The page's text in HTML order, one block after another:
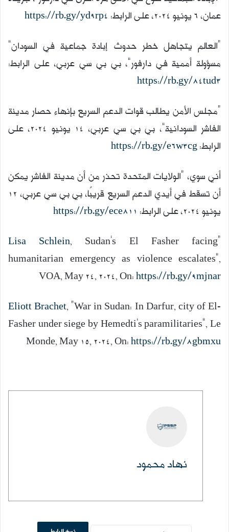
عمان، 6 يونيو 2024، على الرابط:
https://rb.gy/yd9rp4
“العالم يتجاهل خطر حدوث إبادة جماعية في السودان”
مسؤولة أممية في دارفور”، بي بي سي عربي، على الرابط:
https://rb.gy/84tud3
“مجلس الأمن يطالب قوات الدعم السريع بإنهاء حصار مدينة
الفاشر السودانية”، بي بي سي عربي، 14 يونيو 2024، على
الرابط:https://rb.gy/e6w3cg
أني سوي، “الولايات المتحدة تحذر من أن مدينة الفاشر يمكن
أن تسقط في أيدي الدعم السريع قريبًا، بي بي سي عربي، 12
يونيو 2024، على الرابط:
https://rb.gy/ece811
“
Lisa Schlein, Sudan’s El Fasher facing
humanitarian emergency as violence escalates”,
VOA, May 24, 2024, On:https://rb.gy/9mjnar
Eliott Brachet, “War in Sudan: In Darfur, city of El-
Fasher under siege by Hemedti’s paramilitaries”, Le
Monde, May 15, 2024, On:https://rb.gy/8gbmxu
نهاد محمود